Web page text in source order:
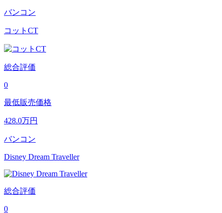
バンコン
コットCT
総合評価
0
最低販売価格
428.0万円
バンコン
Disney Dream Traveller
総合評価
0